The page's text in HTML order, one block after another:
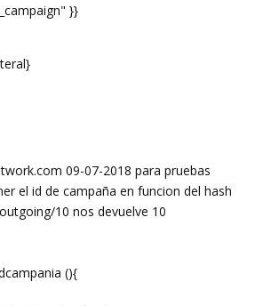
}}
09-07-2018 para pruebas
el id de campaña en funcion del hash
10 nos devuelve 10
(){